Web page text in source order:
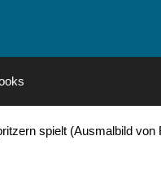
spielt (Ausmalbild von